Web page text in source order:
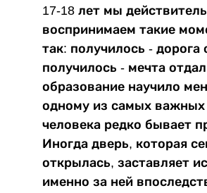
17-18 лет мы
воспринимаем такие
так: получилось - дорога
получилось - мечта
образование научило
одному из самых важных
человека редко бывает
Иногда дверь, которая
открылась, заставляет
именно за ней